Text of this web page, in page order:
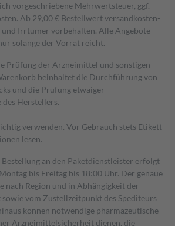
vorgeschriebene Mehrwertsteuer, ggf.
Ab 29,00 € Bestell­wert versand­kosten­
Irrtümer vorbehalten. Alle Angebote
solange der Vorrat reicht.
Prüfung der Arzneimittel und sonstigen
beinhaltet die Durchführung von
und die Prüfung etwaiger
Herstellers.
verwenden. Vor Gebrauch stets Etikett
lesen.
an den Paketdienstleister erfolgt
bis Freitag bis 18:00 Uhr. Der genaue
nach Region und in Abhängigkeit der
vom Zustellzeitpunkt des Spediteurs
können notwendige pharmazeutische
Arzneimittelsicherheit dienen, die